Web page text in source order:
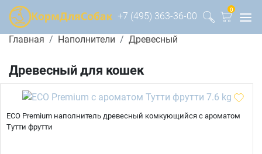
+7 (495) 363-36-00
0
Главная Наполнители Древесный
Древесный для кошек
ECO Premium наполнитель древесный комкующийся с ароматом
Тутти фрутти